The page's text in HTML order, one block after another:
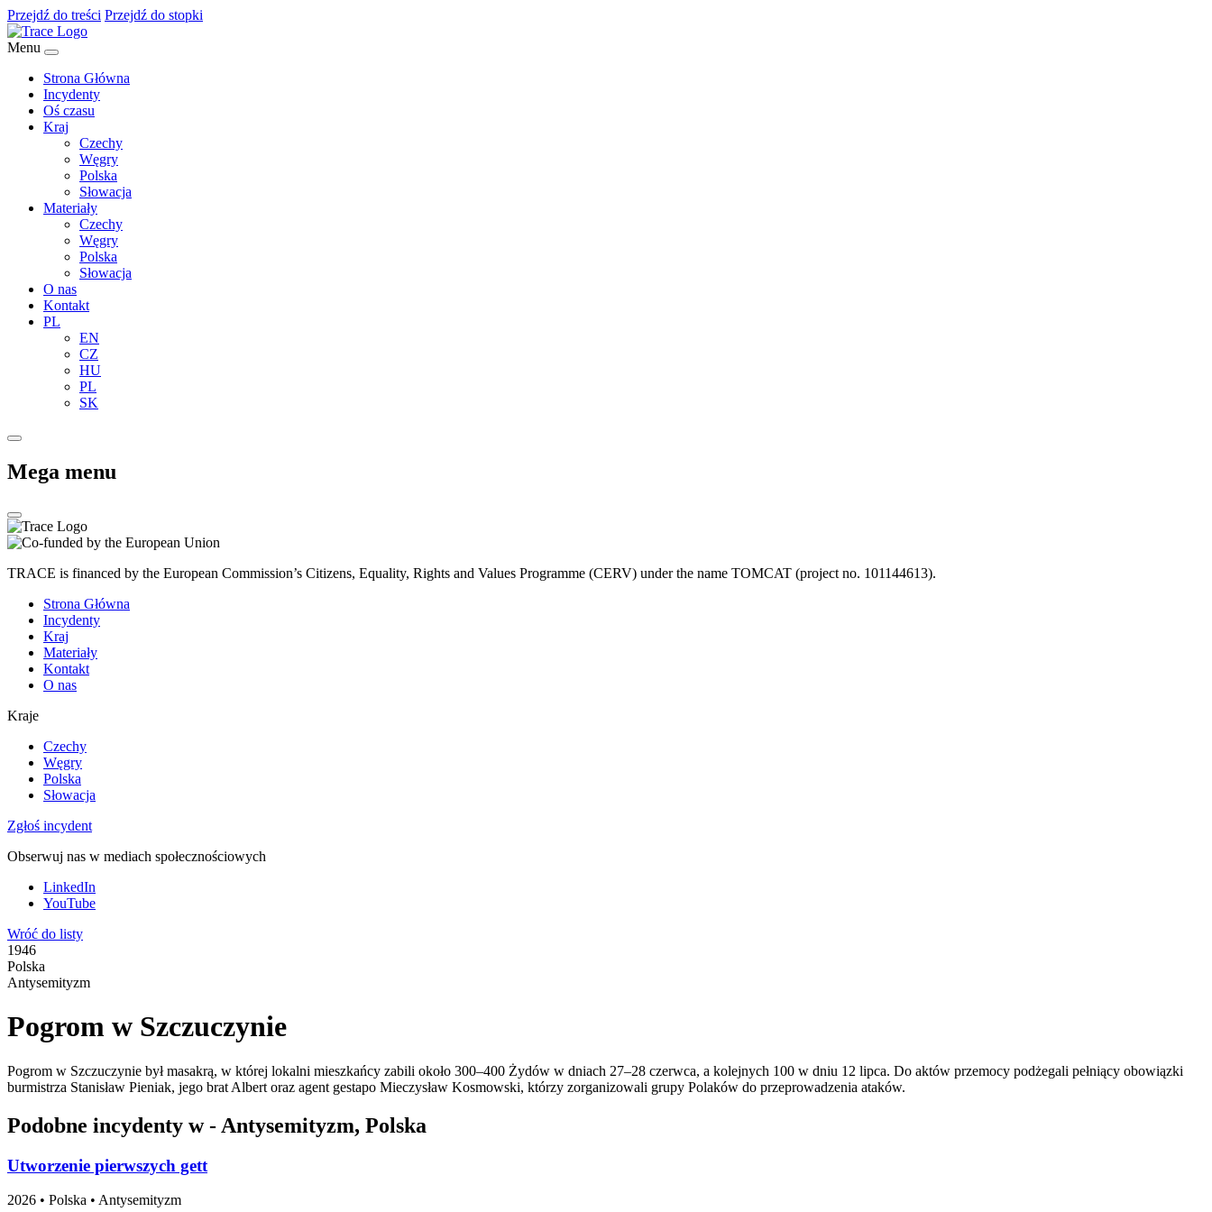
Przejdź do treści Przejdź do stopki
Menu
Strona Główna
Incydenty
Oś czasu
Kraj
Czechy
Węgry
Polska
Słowacja
Materiały
Czechy
Węgry
Polska
Słowacja
O nas
Kontakt
PL
EN
CZ
HU
PL
SK
Mega menu
TRACE is financed by the European Commission’s Citizens, Equality, Rights and Values Programme (CERV) under the name TOMCAT (project no. 101144613).
Strona Główna
Incydenty
Kraj
Materiały
Kontakt
O nas
Kraje
Czechy
Węgry
Polska
Słowacja
Zgłoś incydent
Obserwuj nas w mediach społecznościowych
LinkedIn
YouTube
Wróć do listy
1946
Polska
Antysemityzm
Pogrom w Szczuczynie
Pogrom w Szczuczynie był masakrą, w której lokalni mieszkańcy zabili około 300–400 Żydów w dniach 27–28 czerwca, a kolejnych 100 w dniu 12 lipca. Do aktów przemocy podżegali pełniący obowiązki
burmistrza Stanisław Pieniak, jego brat Albert oraz agent gestapo Mieczysław Kosmowski, którzy zorganizowali grupy Polaków do przeprowadzenia ataków.
Podobne incydenty w - Antysemityzm, Polska
Utworzenie pierwszych gett
2026 • Polska • Antysemityzm